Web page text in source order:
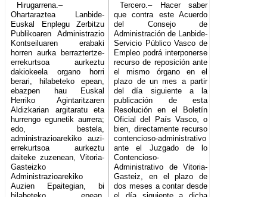
Hirugarrena.–
Ohartaraztea Lanbide-
Euskal Enplegu Zerbitzu
Publikoaren Administrazio
Kontseiluaren erabaki
horren aurka berraztertze-
errekurtsoa aurkeztu
dakiokeela organo horri
berari, hilabeteko epean,
ebazpen hau Euskal
Herriko Agintaritzaren
Aldizkarian argitaratu eta
hurrengo egunetik aurrera;
edo, bestela,
administrazioarekiko auzi-
errekurtsoa aurkeztu
daiteke zuzenean, Vitoria-
Gasteizko
Administrazioarekiko
Auzien Epaitegian, bi
Tercero.– Hacer saber
que contra este Acuerdo
del Consejo de
Administración de Lanbide-
Servicio Público Vasco de
Empleo podrá interponerse
recurso de reposición ante
el mismo órgano en el
plazo de un mes a partir
del día siguiente a la
publicación de esta
Resolución en el Boletín
Oficial del País Vasco, o
bien, directamente recurso
contencioso-administrativo
ante el Juzgado de lo
Contencioso-
Administrativo de Vitoria-
Gasteiz, en el plazo de
dos meses a contar desde